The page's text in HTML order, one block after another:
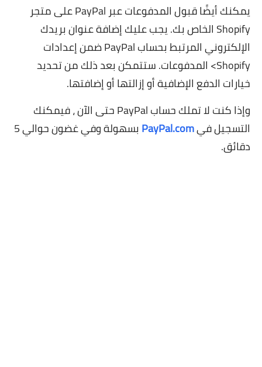
يمكنك أيضًا قبول المدفوعات عبر PayPal على متجر
Shopify الخاص بك. يجب عليك إضافة عنوان بريدك
الإلكتروني المرتبط بحساب PayPal ضمن إعدادات
Shopify> المدفوعات. ستتمكن بعد ذلك من تحديد
خيارات الدفع الإضافية أو إزالتها أو إضافتها.
وإذا كنت لا تملك حساب PayPal حتى الآن ، فيمكنك
التسجيل فيPayPal.com
بسهولة وفي غضون حوالي 5
دقائق.